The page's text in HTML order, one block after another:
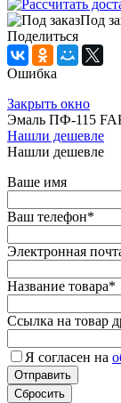
Под
Поделиться
Ошибка
Закрыть окно
Эмаль ПФ-115
Нашли дешевле
Нашли дешевле
Ваше имя
Ваш телефон*
Электронная
Название товара*
Ссылка на товар
Я согласен на